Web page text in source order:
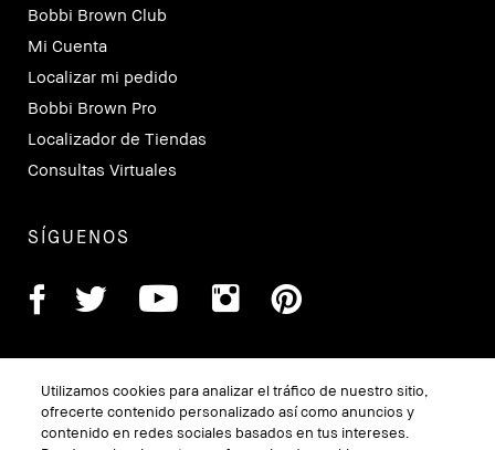
Bobbi Brown Club
Mi Cuenta
Localizar mi pedido
Bobbi Brown Pro
Localizador de Tiendas
Consultas Virtuales
SÍGUENOS
Utilizamos cookies para analizar el tráfico de nuestro sitio,
ofrecerte contenido personalizado así como anuncios y
contenido en redes sociales basados en tus intereses.